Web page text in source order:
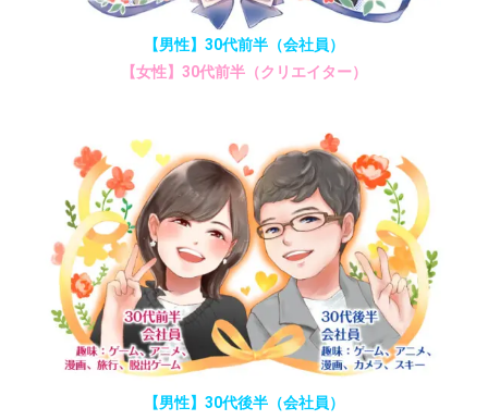
【男性】30代前半（会社員）
【女性】30代前半（クリエイター）
【男性】30代後半（会社員）